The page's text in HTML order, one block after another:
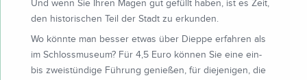
Und wenn Sie Ihren Magen gut gefüllt haben, ist es Zeit,
den historischen Teil der Stadt zu erkunden.
Wo könnte man besser etwas über Dieppe erfahren als
im Schlossmuseum? Für 4,5 Euro können Sie eine ein-
bis zweistündige Führung genießen, für diejenigen, die